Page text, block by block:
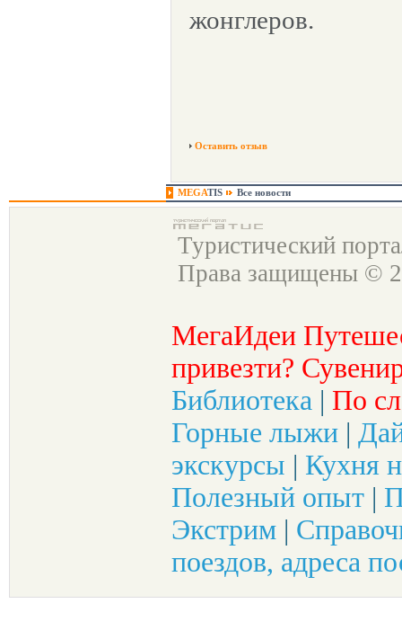
жонглеров.
Оставить отзыв
MEGATIS Все новости
Туристический
Права защищены ©
МегаИдеи
привезти?
Библиотека | По
Горные лыжи |
экскурсы | Кухня
Полезный опыт |
Экстрим |
поездов, адреса